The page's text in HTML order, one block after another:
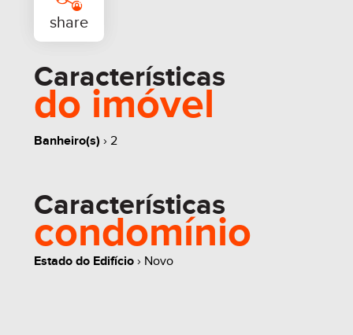
Características
do imóvel
Banheiro(s) › 2
Características
condomínio
Estado do Edifício› Novo